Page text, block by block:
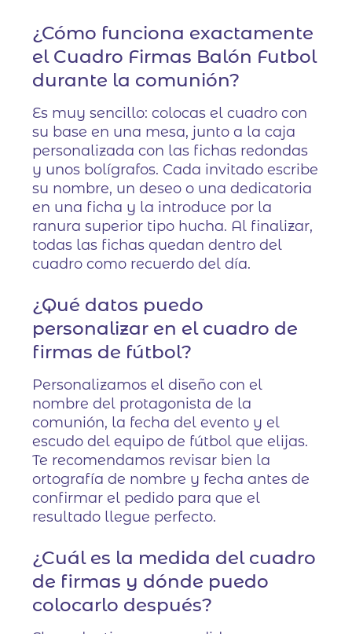
¿Cómo funciona exactamente
el Cuadro Firmas Balón Futbol
durante la comunión?
Es muy sencillo: colocas el cuadro con
su base en una mesa, junto a la caja
personalizada con las fichas redondas
y unos bolígrafos. Cada invitado escribe
su nombre, un deseo o una dedicatoria
en una ficha y la introduce por la
ranura superior tipo hucha. Al finalizar,
todas las fichas quedan dentro del
cuadro como recuerdo del día.
¿Qué datos puedo
personalizar en el cuadro de
firmas de fútbol?
Personalizamos el diseño con el
nombre del protagonista de la
comunión, la fecha del evento y el
escudo del equipo de fútbol que elijas.
Te recomendamos revisar bien la
ortografía de nombre y fecha antes de
confirmar el pedido para que el
resultado llegue perfecto.
¿Cuál es la medida del cuadro
de firmas y dónde puedo
colocarlo después?